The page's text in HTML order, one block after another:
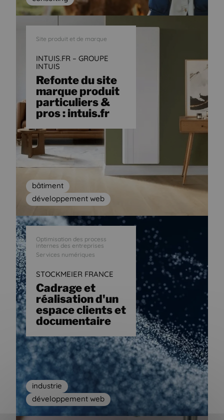
Site produit et de marque
INTUIS.FR – GROUPE
INTUIS
Refonte du site
marque produit
particuliers &
pros : intuis.fr
bâtiment
développement web
Optimisation des process
internes des entreprises
Services numériques
STOCKMEIER FRANCE
Cadrage et
réalisation d'un
espace clients et
documentaire
industrie
développement web